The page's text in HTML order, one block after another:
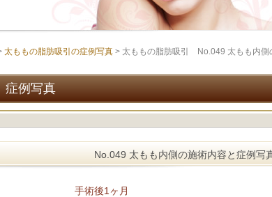
太ももの脂肪吸引の症例写真 > 太ももの脂肪吸引 No.049 太もも内側
症例写真
No.049 太もも内側の施術内容と症例写
手術後1ヶ月